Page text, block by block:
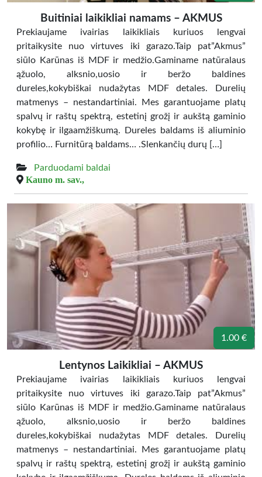
Buitiniai laikikliai namams – AKMUS
Prekiaujame ivairias laikikliais kuriuos lengvai
pritaikysite nuo virtuves iki garazo.Taip pat”Akmus”
siūlo Karūnas iš MDF ir medžio.Gaminame natūralaus
ąžuolo, alksnio,uosio ir beržo baldines
dureles,kokybiškai nudažytas MDF detales. Durelių
matmenys – nestandartiniai. Mes garantuojame platų
spalvų ir raštų spektrą, estetinį grožį ir aukštą gaminio
kokybę ir ilgaamžiškumą. Dureles baldams iš aliuminio
profilio… Furnitūrą baldams… .Slenkančių durų […]
Parduodami baldai
Kauno m. sav.,
1.00 €
Lentynos Laikikliai – AKMUS
Prekiaujame ivairias laikikliais kuriuos lengvai
pritaikysite nuo virtuves iki garazo.Taip pat”Akmus”
siūlo Karūnas iš MDF ir medžio.Gaminame natūralaus
ąžuolo, alksnio,uosio ir beržo baldines
dureles,kokybiškai nudažytas MDF detales. Durelių
matmenys – nestandartiniai. Mes garantuojame platų
spalvų ir raštų spektrą, estetinį grožį ir aukštą gaminio